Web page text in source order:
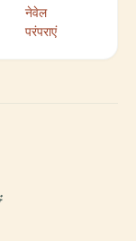
नेवेल
परंपराएं